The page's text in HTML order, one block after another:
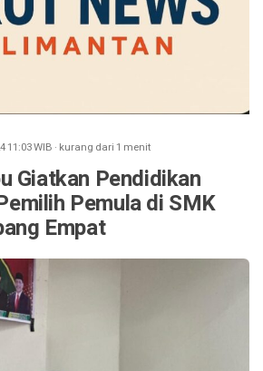
11:03WIB · kurang dari 1 menit
Giatkan Pendidikan
Pemula di SMK
Empat